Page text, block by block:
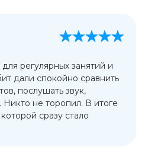
регулярных занятий и
дали спокойно сравнить
послушать звук,
Никто не торопил. В итоге
сразу стало